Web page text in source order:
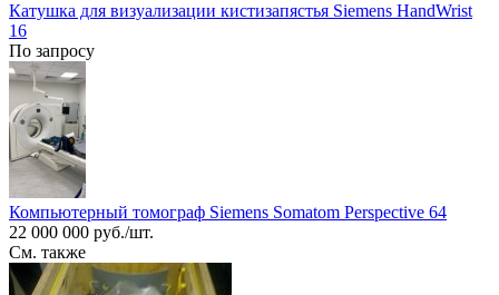
Катушка для визуализации кистизапястья Siemens HandWrist
16
По запросу
Компьютерный томограф Siemens Somatom Perspective 64
22 000 000 руб./шт.
См. также